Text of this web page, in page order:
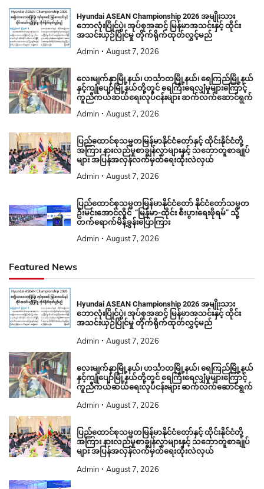
Hyundai ASEAN Championship 2026 အမျိုးသား
ဘောလုံးပြိုင်ပွဲ၊ အုပ်စုအဆင့် မြန်မာအသင်းနှင့် ထိုင်း
အသင်းယှဉ်ပြိုင်မှု တိုက်ရိုက်ထုတ်လွှင့်မည်
Admin August 7, 2026
လေးမျက်နှာမြို့နယ်၊ ဟင်္သာတမြို့နယ်၊ ရေကြည်မြို့နယ်
နှင့်ကျုံပျော်မြို့နယ်တို့တွင် ရေကြီးရေလျှံမှုများကြောင့်
ကူညီကယ်ဆယ်ရေးလုပ်ငန်းများ ဆက်လက်ဆောင်ရွက်
Admin August 7, 2026
ပြည်ထောင်စုသမ္မတမြန်မာနိုင်ငံတော်နှင့် ထိုင်းနိုင်ငံတို့
အကြား နားလည်မှုစာချွန်လွှာများနှင့် သဘောတူစာချုပ်
များ အပြန်အလှန်လက်မှတ်ရေးထိုးလဲလှယ်
Admin August 7, 2026
ပြည်ထောင်စုသမ္မတမြန်မာနိုင်ငံတော် နိုင်ငံတော်သမ္မတ
ဦးမင်းအောင်လှိုင် “မြန်မာ-ထိုင်း စီးပွားရေးဖိုရမ်” သို့
တက်ရောက်မိန့်ခွန်းပြောကြား
Admin August 7, 2026
Featured News
Hyundai ASEAN Championship 2026 အမျိုးသား
ဘောလုံးပြိုင်ပွဲ၊ အုပ်စုအဆင့် မြန်မာအသင်းနှင့် ထိုင်း
အသင်းယှဉ်ပြိုင်မှု တိုက်ရိုက်ထုတ်လွှင့်မည်
Admin August 7, 2026
လေးမျက်နှာမြို့နယ်၊ ဟင်္သာတမြို့နယ်၊ ရေကြည်မြို့နယ်
နှင့်ကျုံပျော်မြို့နယ်တို့တွင် ရေကြီးရေလျှံမှုများကြောင့်
ကူညီကယ်ဆယ်ရေးလုပ်ငန်းများ ဆက်လက်ဆောင်ရွက်
Admin August 7, 2026
ပြည်ထောင်စုသမ္မတမြန်မာနိုင်ငံတော်နှင့် ထိုင်းနိုင်ငံတို့
အကြား နားလည်မှုစာချွန်လွှာများနှင့် သဘောတူစာချုပ်
များ အပြန်အလှန်လက်မှတ်ရေးထိုးလဲလှယ်
Admin August 7, 2026